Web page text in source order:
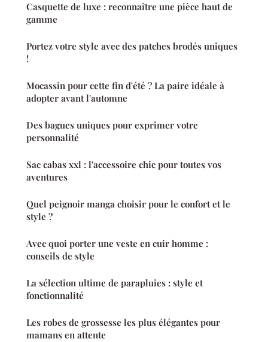
Casquette de luxe : reconnaître une pièce haut de
gamme
Portez votre style avec des patches brodés uniques
!
Mocassin pour cette fin d'été ? La paire idéale à
adopter avant l'automne
Des bagues uniques pour exprimer votre
personnalité
Sac cabas xxl : l'accessoire chic pour toutes vos
aventures
Quel peignoir manga choisir pour le confort et le
style ?
Avec quoi porter une veste en cuir homme :
conseils de style
La sélection ultime de parapluies : style et
fonctionnalité
Les robes de grossesse les plus élégantes pour
mamans en attente